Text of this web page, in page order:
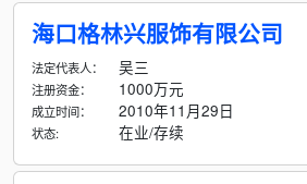
海口格林兴服饰有限公司
法定代表人： 吴三
注册资金： 1000万元
成立时间： 2010年11月29日
状态: 在业/存续